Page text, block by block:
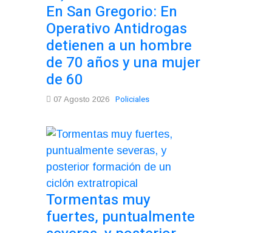
En San Gregorio: En
Operativo Antidrogas
detienen a un hombre
de 70 años y una mujer
de 60
07 Agosto 2026 Policiales
Tormentas muy
fuertes, puntualmente